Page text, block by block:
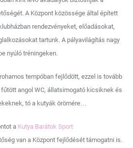
A Központ közössége által épített
rendezvényeket, előadásokat,
tartunk. A pályavilágítás nagy
nyúló tréningeken.
tempóban fejlődött, ezzel is tovább
angol WC, állatsimogató kicsiknek és
tó a kutyák örömére…
a Kutya Barátok Sport
van a Központ fejlődését támogatni is.